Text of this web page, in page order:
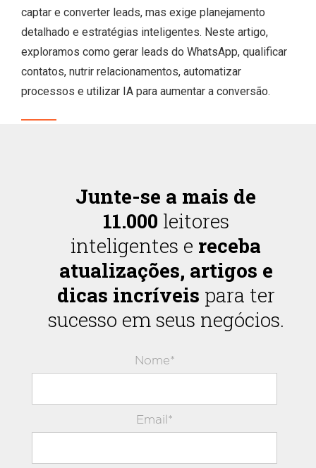
captar e converter leads, mas exige planejamento
detalhado e estratégias inteligentes. Neste artigo,
exploramos como gerar leads do WhatsApp, qualificar
contatos, nutrir relacionamentos, automatizar
processos e utilizar IA para aumentar a conversão.
Junte-se a mais de
11.000 leitores
inteligentes e receba
atualizações, artigos e
dicas incríveis para ter
sucesso em seus negócios.
Nome*
Email*